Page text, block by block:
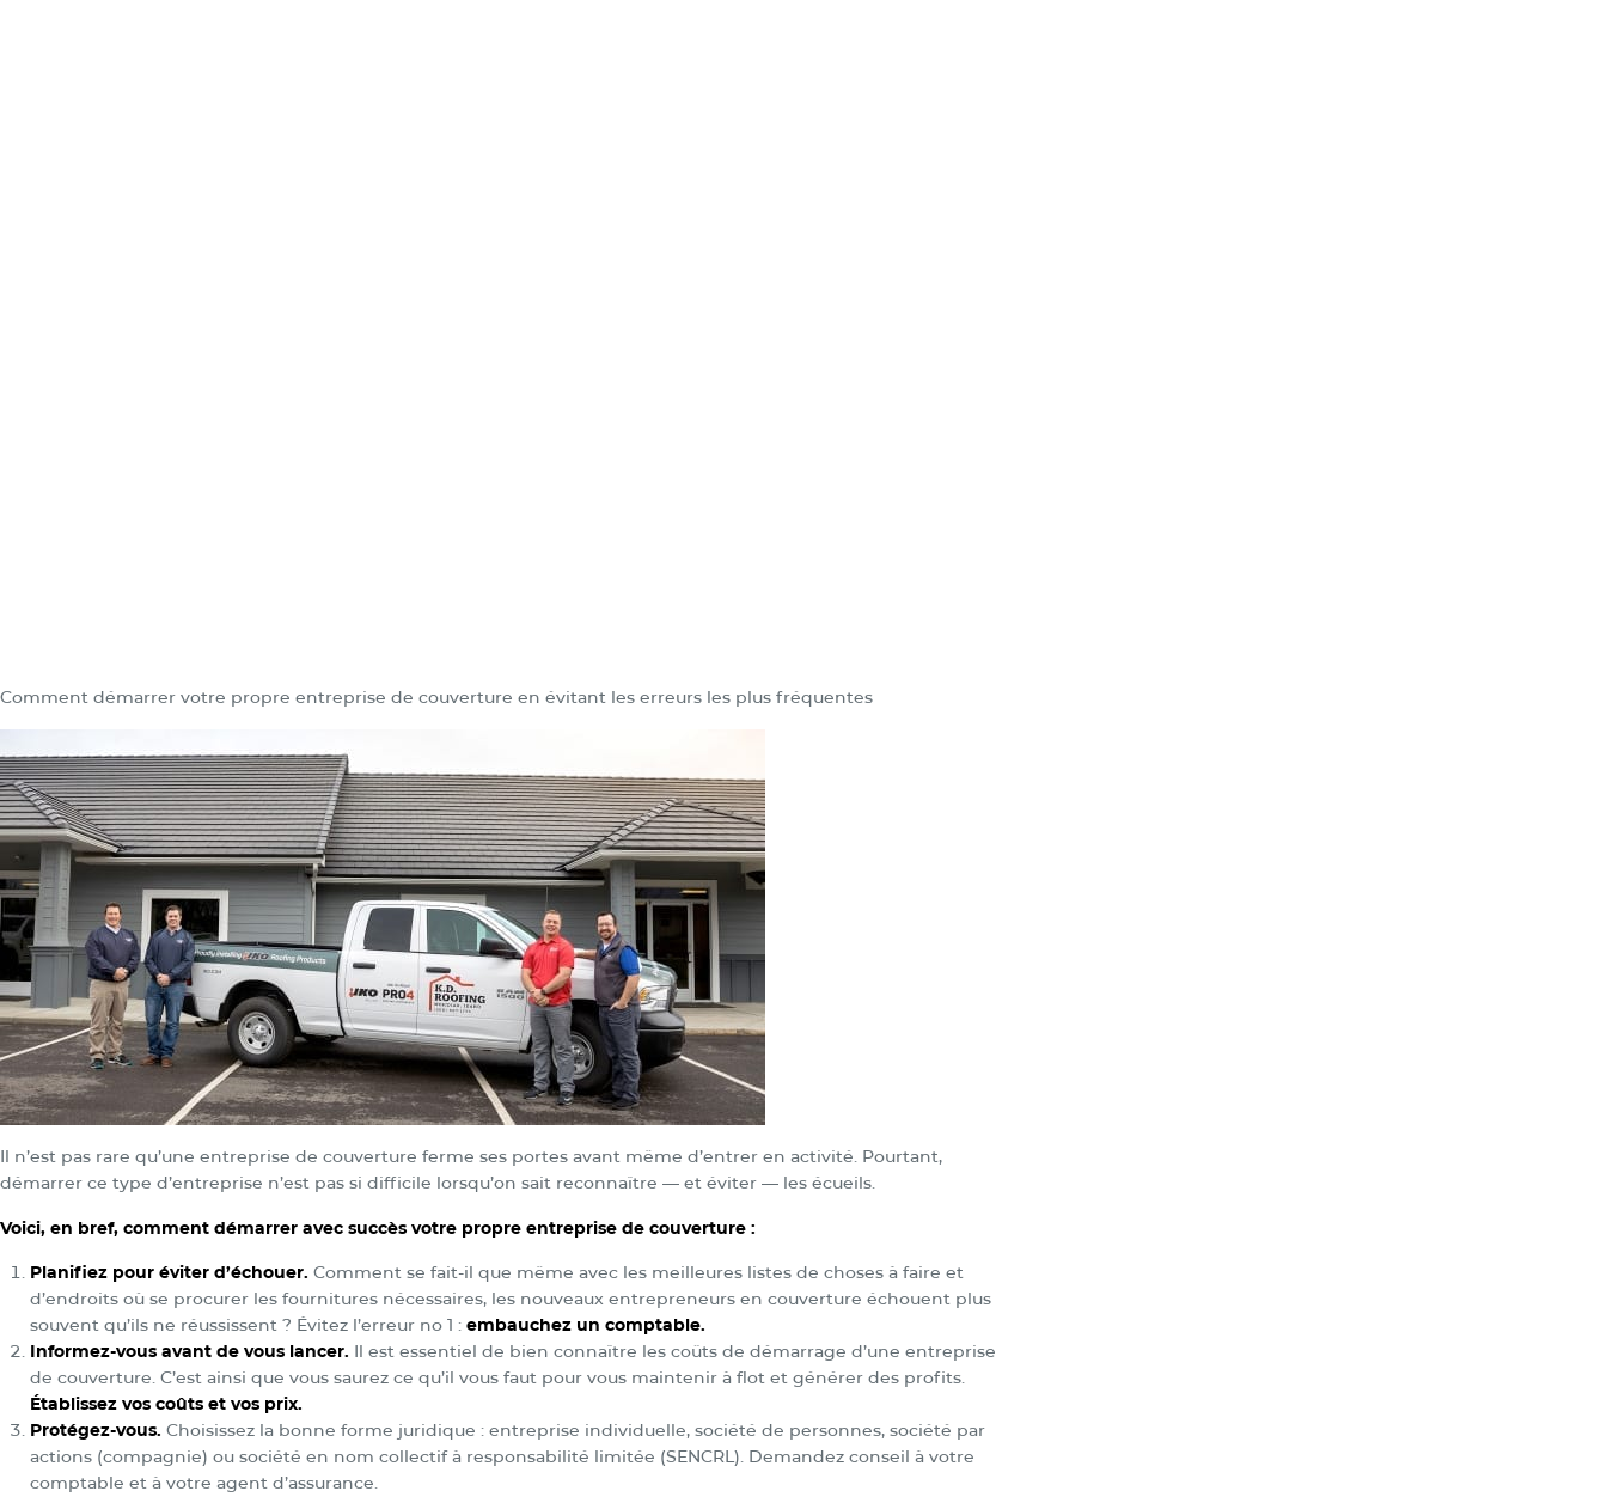
Comment démarrer votre propre entreprise de couverture en évitant les erreurs les plus fréquentes
Il n’est pas rare qu’une entreprise de couverture ferme ses portes avant même d’entrer en activité. Pourtant,
démarrer ce type d’entreprise n’est pas si difficile lorsqu’on sait reconnaître — et éviter — les écueils.
Voici, en bref, comment démarrer avec succès votre propre entreprise de couverture :
Planifiez pour éviter d’échouer. Comment se fait-il que même avec les meilleures listes de choses à faire et
d’endroits où se procurer les fournitures nécessaires, les nouveaux entrepreneurs en couverture échouent plus
souvent qu’ils ne réussissent ? Évitez l’erreur no 1 : embauchez un comptable.
Informez-vous avant de vous lancer. Il est essentiel de bien connaître les coûts de démarrage d’une entreprise
de couverture. C’est ainsi que vous saurez ce qu’il vous faut pour vous maintenir à flot et générer des profits.
Établissez vos coûts et vos prix.
Protégez-vous. Choisissez la bonne forme juridique : entreprise individuelle, société de personnes, société par
actions (compagnie) ou société en nom collectif à responsabilité limitée (SENCRL). Demandez conseil à votre
comptable et à votre agent d’assurance.